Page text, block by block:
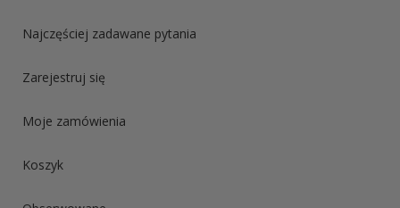
Najczęściej zadawane pytania
Zarejestruj się
Moje zamówienia
Koszyk